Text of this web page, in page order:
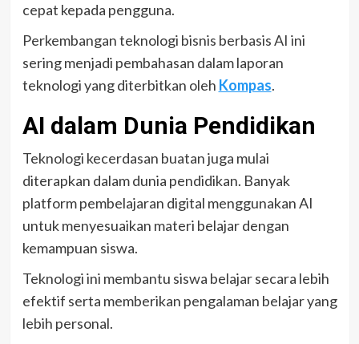
cepat kepada pengguna.
Perkembangan teknologi bisnis berbasis AI ini
sering menjadi pembahasan dalam laporan
teknologi yang diterbitkan oleh Kompas.
AI dalam Dunia Pendidikan
Teknologi kecerdasan buatan juga mulai
diterapkan dalam dunia pendidikan. Banyak
platform pembelajaran digital menggunakan AI
untuk menyesuaikan materi belajar dengan
kemampuan siswa.
Teknologi ini membantu siswa belajar secara lebih
efektif serta memberikan pengalaman belajar yang
lebih personal.